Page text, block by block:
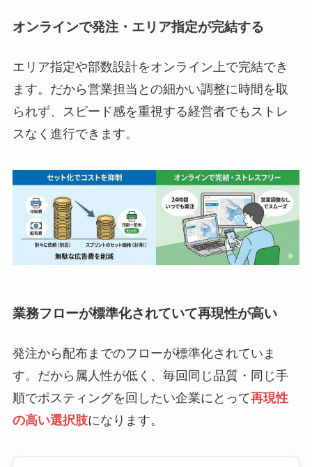
オンラインで発注・エリア指定が完結する
エリア指定や部数設計をオンライン上で完結でき
ます。だから営業担当との細かい調整に時間を取
られず、スピード感を重視する経営者でもストレ
スなく進行できます。
業務フローが標準化されていて再現性が高い
発注から配布までのフローが標準化されていま
す。だから属人性が低く、毎回同じ品質・同じ手
順でポスティングを回したい企業にとって再現性
の高い選択肢になります。